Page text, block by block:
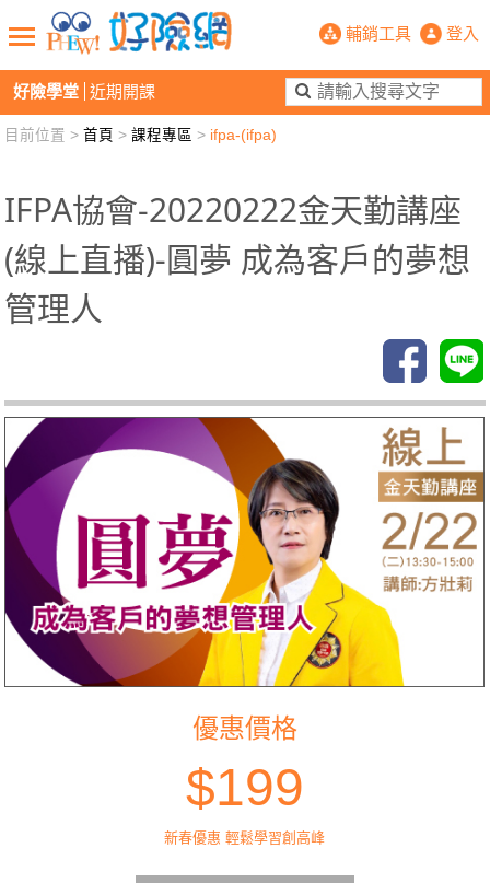
好險學堂 近期開課
PHEW!好險網
輔銷工具 登入
新聞觀點 業務交流 好險懂生活
退休先準備 好險學堂 輔銷工具 活動專區
目前位置 >首頁 >課程專區 > ifpa-(ifpa)
IFPA協會-20220222金天勤講座
(線上直播)-圓夢 成為客戶的夢想
管理人
優惠價格
$199
新春優惠 輕鬆學習創高峰